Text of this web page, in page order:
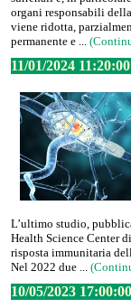
organi responsabili
viene ridotta,
permanente e ...
11/01/2024 11:20:00
L’ultimo studio,
Health Science Center
risposta immunitaria
Nel 2022 due ...
10/05/2023 17:00:00